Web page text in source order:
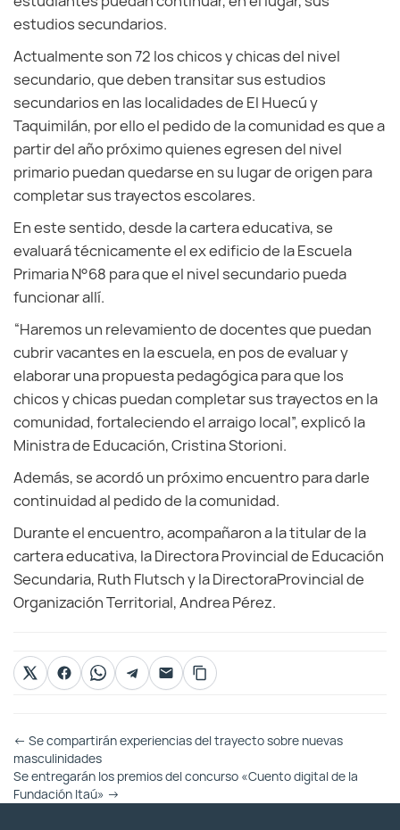
estudios secundarios.
Actualmente son 72 los chicos y chicas del nivel
secundario, que deben transitar sus estudios
secundarios en las localidades de El Huecú y
Taquimilán, por ello el pedido de la comunidad es que a
partir del año próximo quienes egresen del nivel
primario puedan quedarse en su lugar de origen para
completar sus trayectos escolares.
En este sentido, desde la cartera educativa, se
evaluará técnicamente el ex edificio de la Escuela
Primaria N°68 para que el nivel secundario pueda
funcionar allí.
“Haremos un relevamiento de docentes que puedan
cubrir vacantes en la escuela, en pos de evaluar y
elaborar una propuesta pedagógica para que los
chicos y chicas puedan completar sus trayectos en la
comunidad, fortaleciendo el arraigo local”, explicó la
Ministra de Educación, Cristina Storioni.
Además, se acordó un próximo encuentro para darle
continuidad al pedido de la comunidad.
Durante el encuentro, acompañaron a la titular de la
cartera educativa, la Directora Provincial de Educación
Secundaria, Ruth Flutsch y la DirectoraProvincial de
Organización Territorial, Andrea Pérez.
Otras
Entradas
← Se compartirán experiencias del trayecto sobre nuevas
masculinidades
Se entregarán los premios del concurso «Cuento digital de la
Fundación Itaú» →